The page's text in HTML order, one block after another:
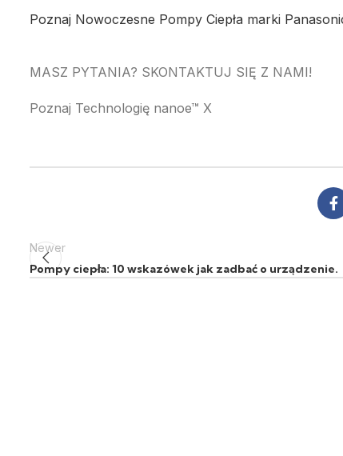
Poznaj Nowoczesne Pompy Ciepła marki
MASZ PYTANIA? SKONTAKTUJ SIĘ Z NAMI!
Poznaj Technologię nanoe™ X
Newer
Pompy ciepła: 10 wskazówek jak zadbać o urządzenie.